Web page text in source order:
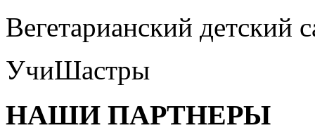
Вегетарианский детский
УчиШастры
НАШИ ПАРТНЕРЫ